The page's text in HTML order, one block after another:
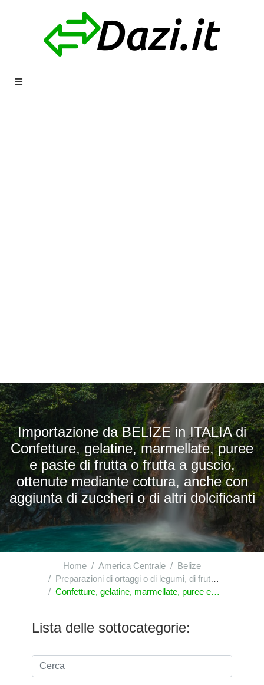
Importazione da BELIZE in ITALIA di
Confetture, gelatine, marmellate, puree
e paste di frutta o frutta a guscio,
ottenute mediante cottura, anche con
aggiunta di zuccheri o di altri dolcificanti
Home America Centrale
Belize
Preparazioni di ortaggi o di legumi, di frutta o di altre parti di piante
Confetture, gelatine, marmellate, puree e paste di frutta o frutta a guscio, ottenute mediante cottura, anche con aggiunta di zuccheri o di altri dolcificanti
Lista delle sottocategorie: